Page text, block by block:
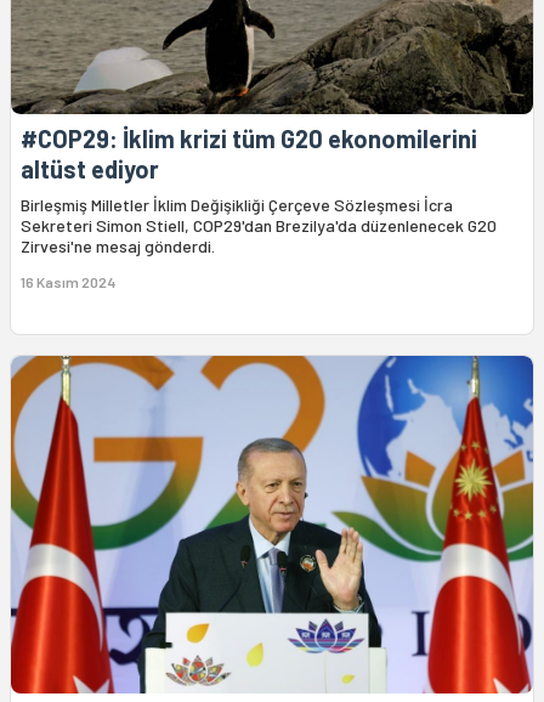
#COP29: İklim krizi tüm G20 ekonomilerini
altüst ediyor
Birleşmiş Milletler İklim Değişikliği Çerçeve Sözleşmesi İcra
Sekreteri Simon Stiell, COP29'dan Brezilya'da düzenlenecek G20
Zirvesi'ne mesaj gönderdi.
16 Kasım 2024